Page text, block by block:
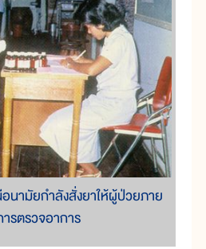
นามัยกำลังสั่งยาให้ผู้ป่วยภาย
รตรวจอาการ